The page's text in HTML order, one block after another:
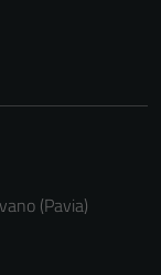
(Pavia)